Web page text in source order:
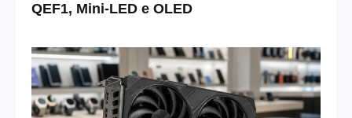
QEF1, Mini-LED e OLED